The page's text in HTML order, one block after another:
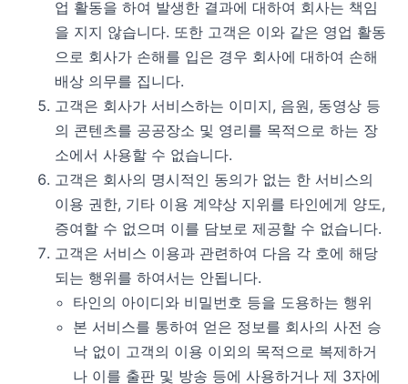
업 활동을 하여 발생한 결과에 대하여 회사는 책임
을 지지 않습니다. 또한 고객은 이와 같은 영업 활동
으로 회사가 손해를 입은 경우 회사에 대하여 손해
배상 의무를 집니다.
고객은 회사가 서비스하는 이미지, 음원, 동영상 등
의 콘텐츠를 공공장소 및 영리를 목적으로 하는 장
소에서 사용할 수 없습니다.
고객은 회사의 명시적인 동의가 없는 한 서비스의
이용 권한, 기타 이용 계약상 지위를 타인에게 양도,
증여할 수 없으며 이를 담보로 제공할 수 없습니다.
고객은 서비스 이용과 관련하여 다음 각 호에 해당
되는 행위를 하여서는 안됩니다.
타인의 아이디와 비밀번호 등을 도용하는 행위
본 서비스를 통하여 얻은 정보를 회사의 사전 승
낙 없이 고객의 이용 이외의 목적으로 복제하거
나 이를 출판 및 방송 등에 사용하거나 제 3자에